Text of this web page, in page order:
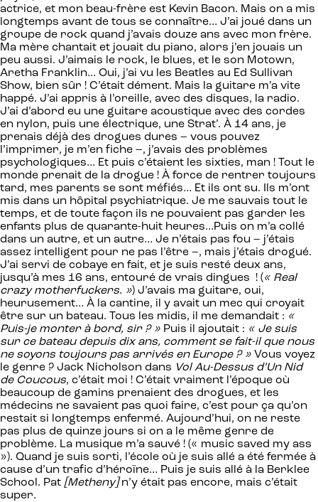
actrice, et mon beau-frère est Kevin Bacon. Mais on a mis
longtemps avant de tous se connaître… J’ai joué dans un
groupe de rock quand j’avais douze ans avec mon frère.
Ma mère chantait et jouait du piano, alors j’en jouais un
peu aussi. J’aimais le rock, le blues, et le son Motown,
Aretha Franklin… Oui, j’ai vu les Beatles au Ed Sullivan
Show, bien sûr ! C’était dément. Mais la guitare m’a vite
happé. J’ai appris à l’oreille, avec des disques, la radio.
J’ai d’abord eu une guitare acoustique avec des cordes
en nylon, puis une électrique, une Strat’. À 14 ans, je
prenais déjà des drogues dures – vous pouvez
l’imprimer, je m’en fiche –, j’avais des problèmes
psychologiques… Et puis c’étaient les sixties, man ! Tout le
monde prenait de la drogue ! À force de rentrer toujours
tard, mes parents se sont méfiés… Et ils ont su. Ils m’ont
mis dans un hôpital psychiatrique. Je me sauvais tout le
temps, et de toute façon ils ne pouvaient pas garder les
enfants plus de quarante-huit heures…Puis on m’a collé
dans un autre, et un autre… Je n’étais pas fou – j’étais
assez intelligent pour ne pas l’être –, mais j’étais drogué.
J’ai servi de cobaye en fait, et je suis resté deux ans,
jusqu’à mes 16 ans, entouré de vrais dingues ! (« Real
crazy motherfuckers. ») J’avais ma guitare, oui,
heurusement… À la cantine, il y avait un mec qui croyait
être sur un bateau. Tous les midis, il me demandait : «
Puis-je monter à bord, sir ? » Puis il ajoutait : « Je suis
sur ce bateau depuis dix ans, comment se fait-il que nous
ne soyons toujours pas arrivés en Europe ? » Vous voyez
le genre ? Jack Nicholson dans Vol Au-Dessus d’Un Nid
de Coucous, c’était moi ! C’était vraiment l’époque où
beaucoup de gamins prenaient des drogues, et les
médecins ne savaient pas quoi faire, c’est pour ça qu’on
restait si longtemps enfermé. Aujourd’hui, on ne reste
pas plus de quinze jours si on a le même genre de
problème. La musique m’a sauvé ! (« music saved my ass
»). Quand je suis sorti, l’école où je suis allé a été fermée à
cause d’un trafic d’héroïne… Puis je suis allé à la Berklee
School. Pat [Metheny]n’y était pas encore, mais c’était
super.